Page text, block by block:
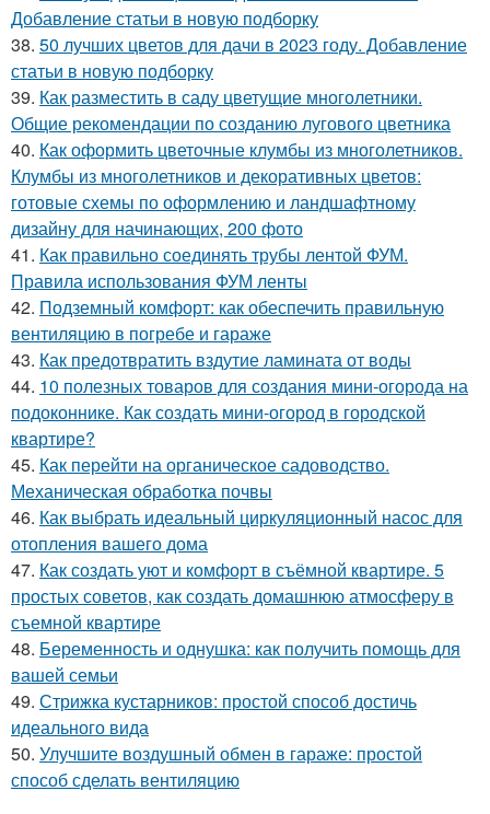
Добавление статьи в новую подборку
38. 50 лучших цветов для дачи в 2023 году. Добавление
статьи в новую подборку
39. Как разместить в саду цветущие многолетники.
Общие рекомендации по созданию лугового цветника
40. Как оформить цветочные клумбы из многолетников.
Клумбы из многолетников и декоративных цветов:
готовые схемы по оформлению и ландшафтному
дизайну для начинающих, 200 фото
41. Как правильно соединять трубы лентой ФУМ.
Правила использования ФУМ ленты
42. Подземный комфорт: как обеспечить правильную
вентиляцию в погребе и гараже
43. Как предотвратить вздутие ламината от воды
44. 10 полезных товаров для создания мини-огорода на
подоконнике. Как создать мини-огород в городской
квартире?
45. Как перейти на органическое садоводство.
Механическая обработка почвы
46. Как выбрать идеальный циркуляционный насос для
отопления вашего дома
47. Как создать уют и комфорт в съёмной квартире. 5
простых советов, как создать домашнюю атмосферу в
съемной квартире
48. Беременность и однушка: как получить помощь для
вашей семьи
49. Стрижка кустарников: простой способ достичь
идеального вида
50. Улучшите воздушный обмен в гараже: простой
способ сделать вентиляцию